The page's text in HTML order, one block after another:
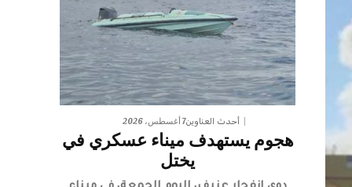
أحدث العناوين7 أغسطس، 2026
هجوم يستهدف ميناء عسكري في
يختل